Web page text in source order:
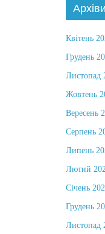
Архіви
Квітень
Грудень
Листопад
Жовтень
Вересень
Серпень
Липень
Лютий
Січень
Грудень
Листопад